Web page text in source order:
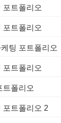
포트폴리오
포트폴리오
팅 포트폴리오
포트폴리오
트폴리오
포트폴리오 2